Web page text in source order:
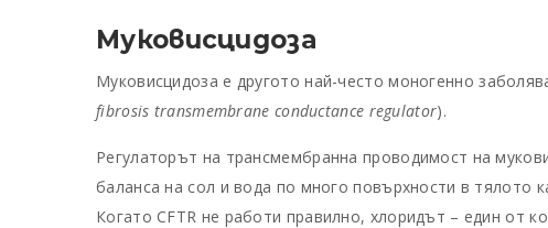
Муковисцидоза
Муковисцидоза е другото най-често моногенно
fibrosis transmembrane conductance regulator).
Регулаторът на трансмембранна проводимост на
баланса на сол и вода по много повърхности в тялото
Когато CFTR не работи правилно, хлоридът – един от